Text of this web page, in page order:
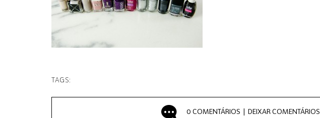
TAGS:
0 COMENTÁRIOS | DEIXAR COMENTÁRIOS